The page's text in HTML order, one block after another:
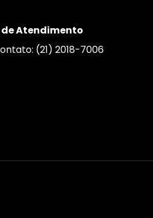
Atendimento
(21) 2018-7006